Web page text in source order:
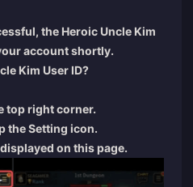
the Heroic Uncle Kim
account shortly.
Kim User ID?
top right corner.
the Setting icon.
on this page.